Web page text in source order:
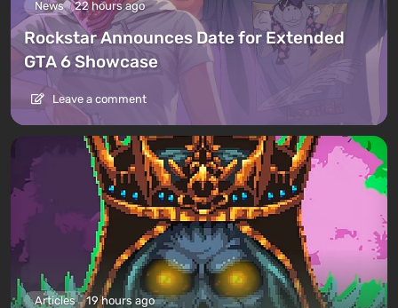
News 22 hours ago
Rockstar Announces Date for Extended
GTA 6 Showcase
Leave a comment
Articles 19 hours ago